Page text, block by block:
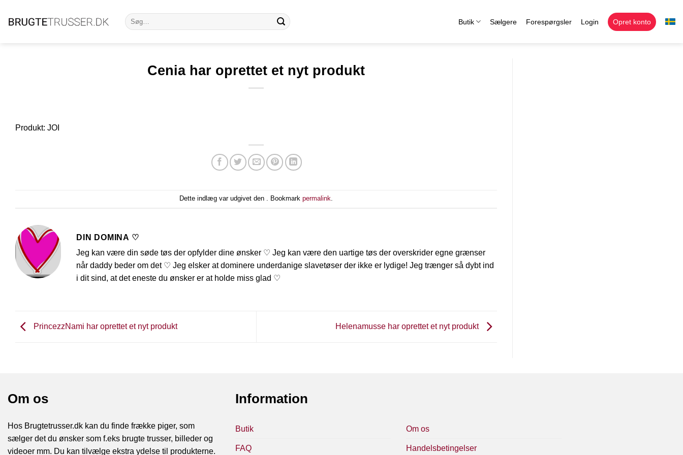
Søg
efter:
Butik Sælgere Forespørgsler Login Opret konto
Cenia har oprettet et nyt produkt
Produkt: JOI
Dette indlæg var udgivet den . Bookmark permalink
DIN DOMINA ♡
Jeg kan være din søde tøs der opfylder dine ønsker ♡ Jeg kan være den uartige tøs der overskrider egne grænser
når daddy beder om det ♡ Jeg elsker at dominere underdanige slavetøser der ikke er lydige! Jeg trænger så dybt ind
i dit sind, at det eneste du ønsker er at holde miss glad ♡
PrincezzNami har oprettet et nyt produkt Helenamusse har oprettet et nyt produkt
Om os
Hos Brugtetrusser.dk kan du finde frække piger, som
sælger det du ønsker som f.eks brugte trusser, billeder og
videoer mm. Du kan tilvælge ekstra ydelse til produkterne.
Information
Butik
FAQ
Om os
Handelsbetingelser